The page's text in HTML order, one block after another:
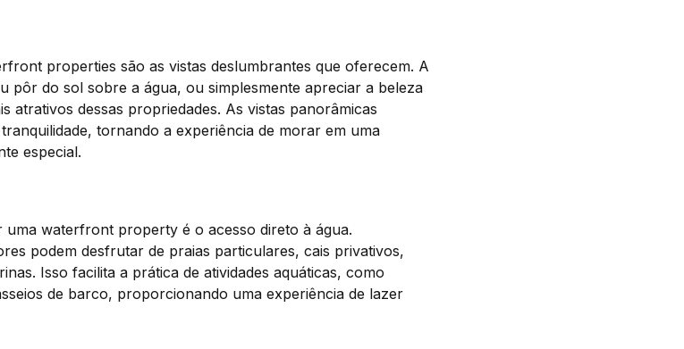
properties são as vistas deslumbrantes que oferecem. A
pôr do sol sobre a água, ou simplesmente apreciar a beleza
atrativos dessas propriedades. As vistas panorâmicas
tornando a experiência de morar em uma
especial.
uma waterfront property é o acesso direto à água.
podem desfrutar de praias particulares, cais privativos,
Isso facilita a prática de atividades aquáticas, como
de barco, proporcionando uma experiência de lazer